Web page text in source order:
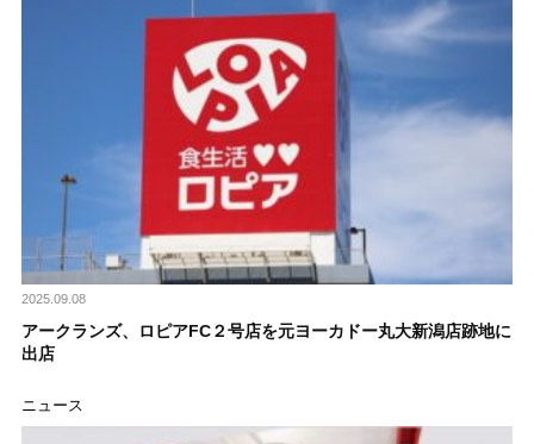
2025.09.08
アークランズ、ロピアFC２号店を元ヨーカドー丸大新潟店跡地に
出店
ニュース